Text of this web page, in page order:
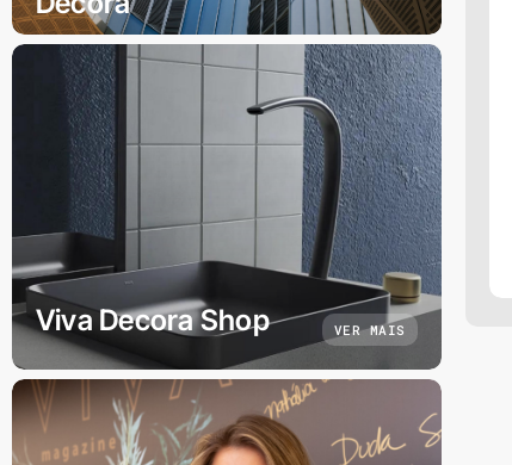
Viva Decora Shop VER MAIS